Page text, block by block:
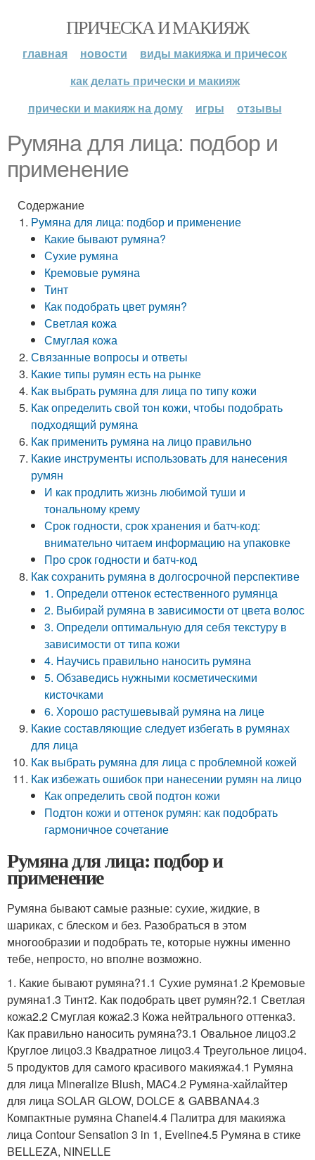
ПРИЧЕСКА И МАКИЯЖ
главная новости
виды макияжа и причесок
как делать прически и макияж
прически и макияж на дому
игры отзывы
Румяна для лица: подбор и
применение
Содержание
Румяна для лица: подбор и применение
Какие бывают румяна?
Сухие румяна
Кремовые румяна
Тинт
Как подобрать цвет румян?
Светлая кожа
Смуглая кожа
Связанные вопросы и ответы
Какие типы румян есть на рынке
Как выбрать румяна для лица по типу кожи
Как определить свой тон кожи, чтобы подобрать
подходящий румяна
Как применить румяна на лицо правильно
Какие инструменты использовать для нанесения
румян
И как продлить жизнь любимой туши и
тональному крему
Срок годности, срок хранения и батч-код:
внимательно читаем информацию на упаковке
Про срок годности и батч-код
Как сохранить румяна в долгосрочной перспективе
1. Определи оттенок естественного румянца
2. Выбирай румяна в зависимости от цвета волос
3. Определи оптимальную для себя текстуру в
зависимости от типа кожи
4. Научись правильно наносить румяна
5. Обзаведись нужными косметическими
кисточками
6. Хорошо растушевывай румяна на лице
Какие составляющие следует избегать в румянах
для лица
Как выбрать румяна для лица с проблемной кожей
Как избежать ошибок при нанесении румян на лицо
Как определить свой подтон кожи
Подтон кожи и оттенок румян: как подобрать
гармоничное сочетание
Румяна для лица: подбор и
применение
Румяна бывают самые разные: сухие, жидкие, в
шариках, с блеском и без. Разобраться в этом
многообразии и подобрать те, которые нужны именно
тебе, непросто, но вполне возможно.
1. Какие бывают румяна?1.1 Сухие румяна1.2 Кремовые
румяна1.3 Тинт2. Как подобрать цвет румян?2.1 Светлая
кожа2.2 Смуглая кожа2.3 Кожа нейтрального оттенка3.
Как правильно наносить румяна?3.1 Овальное лицо3.2
Круглое лицо3.3 Квадратное лицо3.4 Треугольное лицо4.
5 продуктов для самого красивого макияжа4.1 Румяна
для лица Mineralize Blush, MAC4.2 Румяна-хайлайтер
для лица SOLAR GLOW, DOLCE & GABBANA4.3
Компактные румяна Chanel4.4 Палитра для макияжа
лица Contour Sensation 3 in 1, Eveline4.5 Румяна в стике
BELLEZA, NINELLE